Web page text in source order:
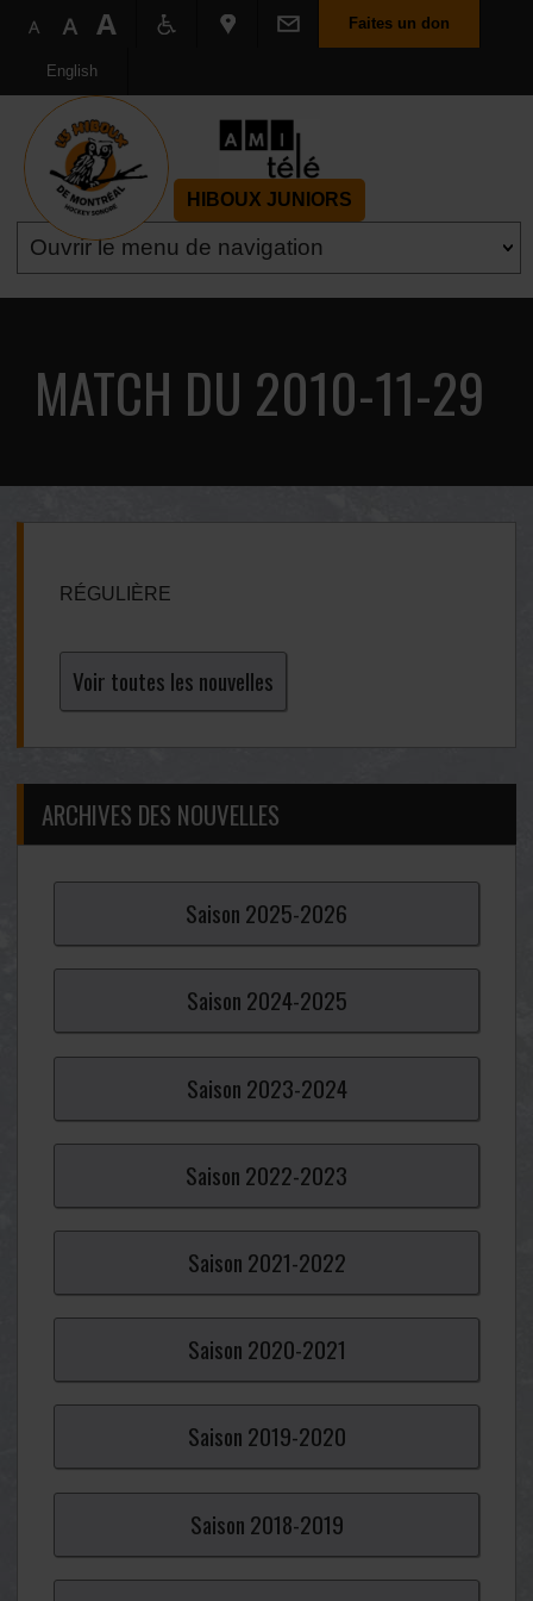
Faites un don
English
HIBOUX JUNIORS
MATCH DU 2010-11-29
RÉGULIÈRE
Voir toutes les nouvelles
ARCHIVES DES NOUVELLES
Saison 2025-2026
Saison 2024-2025
Saison 2023-2024
Saison 2022-2023
Saison 2021-2022
Saison 2020-2021
Saison 2019-2020
Saison 2018-2019